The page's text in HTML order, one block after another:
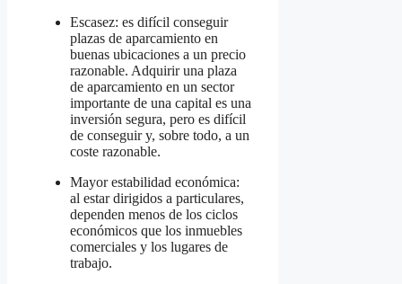
Escasez: es difícil conseguir
plazas de aparcamiento en
buenas ubicaciones a un precio
razonable. Adquirir una plaza
de aparcamiento en un sector
importante de una capital es una
inversión segura, pero es difícil
de conseguir y, sobre todo, a un
coste razonable.
Mayor estabilidad económica:
al estar dirigidos a particulares,
dependen menos de los ciclos
económicos que los inmuebles
comerciales y los lugares de
trabajo.